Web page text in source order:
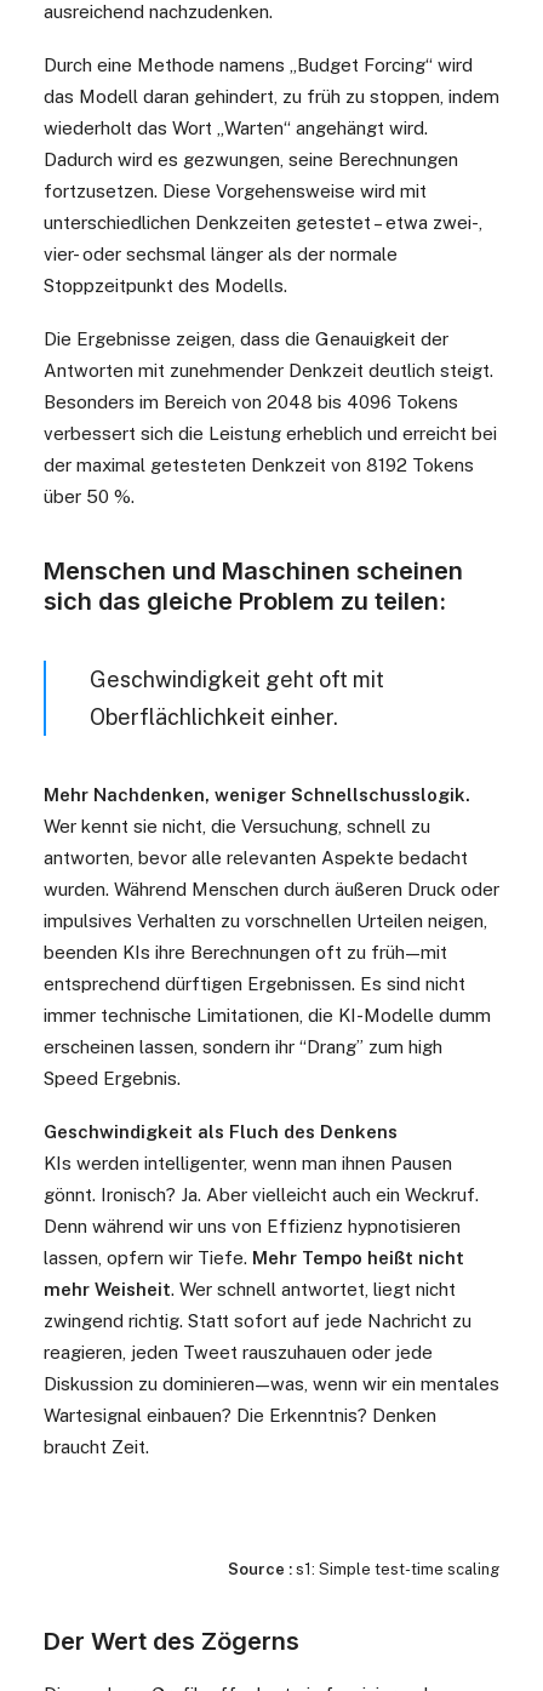
ausreichend nachzudenken.
Durch eine Methode namens „Budget Forcing“ wird
das Modell daran gehindert, zu früh zu stoppen, indem
wiederholt das Wort „Warten“ angehängt wird.
Dadurch wird es gezwungen, seine Berechnungen
fortzusetzen. Diese Vorgehensweise wird mit
unterschiedlichen Denkzeiten getestet – etwa zwei-,
vier- oder sechsmal länger als der normale
Stoppzeitpunkt des Modells.
Die Ergebnisse zeigen, dass die Genauigkeit der
Antworten mit zunehmender Denkzeit deutlich steigt.
Besonders im Bereich von 2048 bis 4096 Tokens
verbessert sich die Leistung erheblich und erreicht bei
der maximal getesteten Denkzeit von 8192 Tokens
über 50 %.
Menschen und Maschinen scheinen
sich das gleiche Problem zu teilen:
Geschwindigkeit geht oft mit
Oberflächlichkeit einher.
Mehr Nachdenken, weniger Schnellschusslogik.
Wer kennt sie nicht, die Versuchung, schnell zu
antworten, bevor alle relevanten Aspekte bedacht
wurden. Während Menschen durch äußeren Druck oder
impulsives Verhalten zu vorschnellen Urteilen neigen,
beenden KIs ihre Berechnungen oft zu früh—mit
entsprechend dürftigen Ergebnissen. Es sind nicht
immer technische Limitationen, die KI-Modelle dumm
erscheinen lassen, sondern ihr “Drang” zum high
Speed Ergebnis.
Geschwindigkeit als Fluch des Denkens
KIs werden intelligenter, wenn man ihnen Pausen
gönnt. Ironisch? Ja. Aber vielleicht auch ein Weckruf.
Denn während wir uns von Effizienz hypnotisieren
lassen, opfern wir Tiefe. Mehr Tempo heißt nicht
mehr Weisheit. Wer schnell antwortet, liegt nicht
zwingend richtig. Statt sofort auf jede Nachricht zu
reagieren, jeden Tweet rauszuhauen oder jede
Diskussion zu dominieren—was, wenn wir ein mentales
Wartesignal einbauen? Die Erkenntnis? Denken
braucht Zeit.
Source : s1: Simple test-time scaling
Der Wert des Zögerns